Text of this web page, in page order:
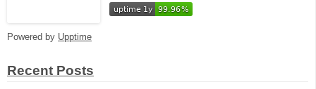
Powered by Upptime
Recent Posts